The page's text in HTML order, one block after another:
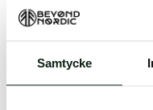
Samtycke
An unknown error